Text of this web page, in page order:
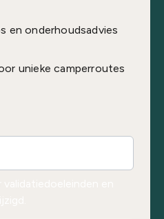
en onderhoudsadvies
unieke camperroutes